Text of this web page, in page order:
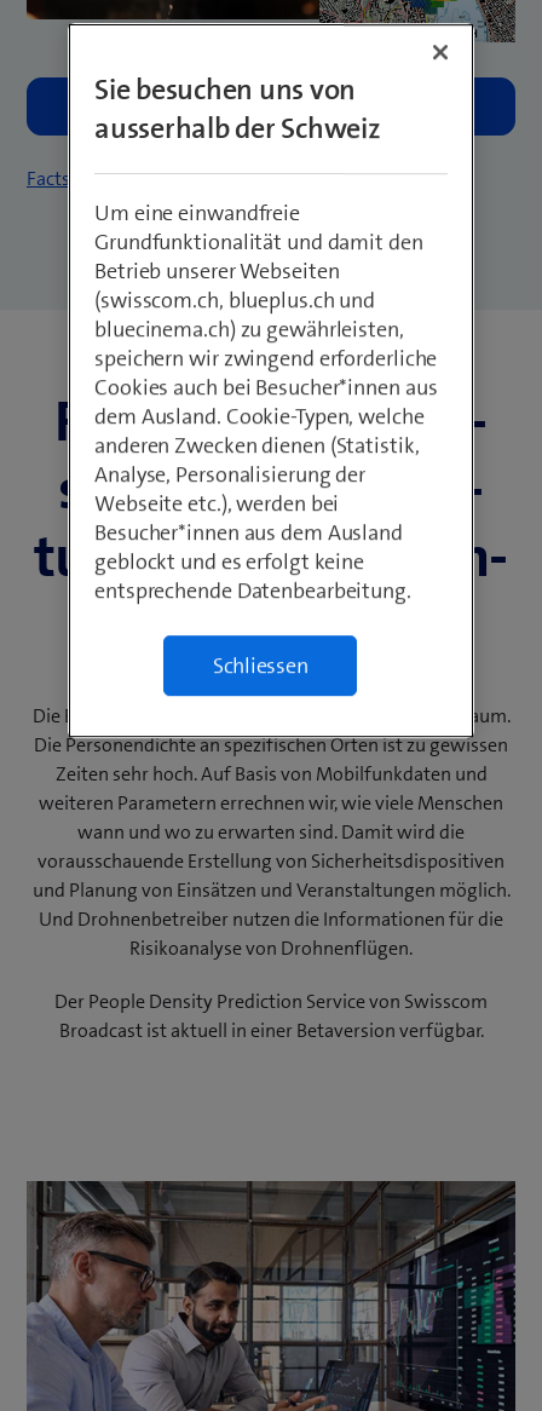
Factsheet herunterladen
Für Bevölkerungs­
schutz, Veranstal­
tungen & Drohnen­
betreiber
Die Bevölkerung wächst – vor allem im städtischen Raum.
Die Personendichte an spezifischen Orten ist zu gewissen
Zeiten sehr hoch. Auf Basis von Mobilfunkdaten und
weiteren Parametern errechnen wir, wie viele Menschen
wann und wo zu erwarten sind. Damit wird die
vorausschauende Erstellung von Sicherheitsdispositiven
und Planung von Einsätzen und Veranstaltungen möglich.
Und Drohnenbetreiber nutzen die Informationen für die
Risikoanalyse von Drohnenflügen.
Der People Density Prediction Service von Swisscom
Broadcast ist aktuell in einer Betaversion verfügbar.
Sie besuchen uns von
ausserhalb der Schweiz
Um eine einwandfreie
Grundfunktionalität und damit den
Betrieb unserer Webseiten
(swisscom.ch, blueplus.ch und
bluecinema.ch) zu gewährleisten,
speichern wir zwingend erforderliche
Cookies auch bei Besucher*innen aus
dem Ausland. Cookie-Typen, welche
anderen Zwecken dienen (Statistik,
Analyse, Personalisierung der
Webseite etc.), werden bei
Besucher*innen aus dem Ausland
geblockt und es erfolgt keine
entsprechende Datenbearbeitung.
Schliessen